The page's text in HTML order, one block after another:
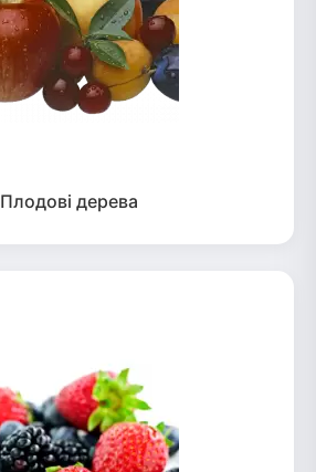
Плодові дерева